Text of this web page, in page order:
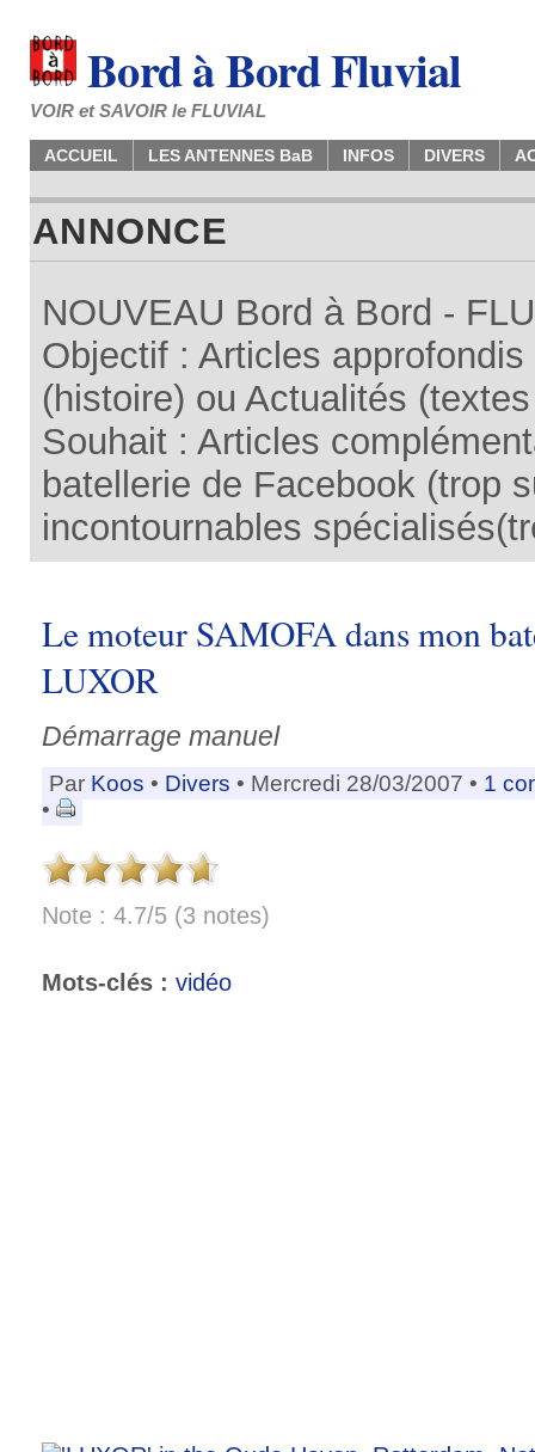
Bord à Bord Fluvial
VOIR et SAVOIR le FLUVIAL
ACCUEIL LES ANTENNES BaB INFOS DIVERS
ANNONCE
NOUVEAU Bord à Bord -
Objectif : Articles
(histoire) ou Actualités
Souhait : Articles
batellerie de Facebook (trop
incontournables
Le moteur SAMOFA dans mon
LUXOR
Démarrage manuel
Par Koos • Divers • Mercredi 28/03/2007 • 1
•
Note : 4.7/5 (3 notes)
Mots-clés : vidéo